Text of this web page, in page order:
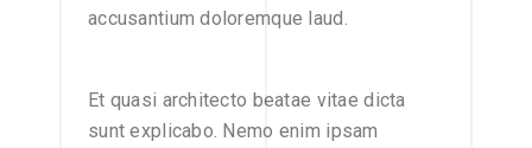
accusantium doloremque laud.
Et quasi architecto beatae vitae dicta
sunt explicabo. Nemo enim ipsam